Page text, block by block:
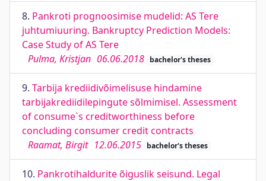
8. Pankroti prognoosimise mudelid: AS Tere
juhtumiuuring. Bankruptcy Prediction Models:
Case Study of AS Tere
Pulma, Kristjan 06.06.2018 bachelor's theses
9. Tarbija krediidivõimelisuse hindamine
tarbijakrediidilepingute sõlmimisel. Assessment
of consume`s creditworthiness before
concluding consumer credit contracts
Raamat, Birgit 12.06.2015 bachelor's theses
10. Pankrotihaldurite õiguslik seisund. Legal